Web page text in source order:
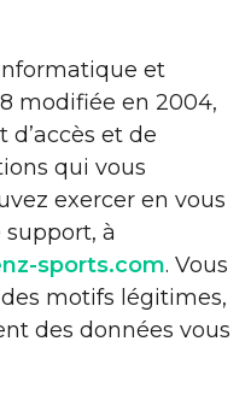
et
modifiée en 2004,
d’accès et de
qui vous
exercer en vous
à
sports.com. Vous
motifs légitimes,
des données vous